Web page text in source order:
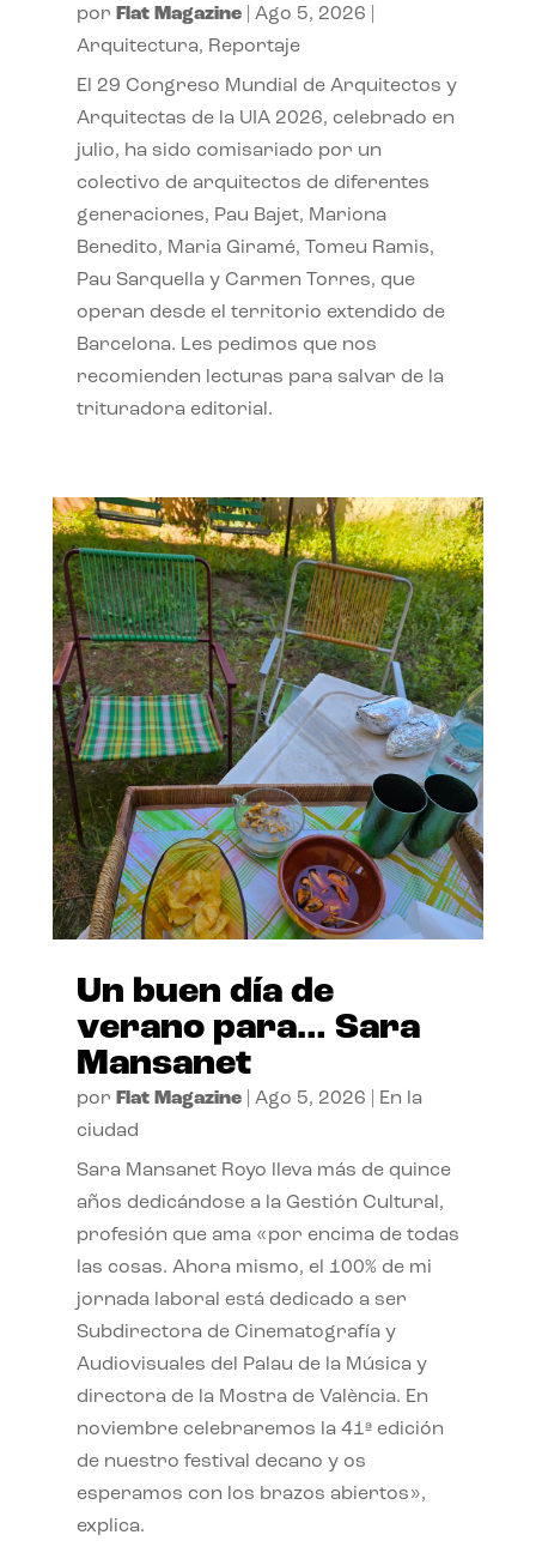
por Flat Magazine| Ago 5, 2026
Arquitectura, Reportaje
El 29 Congreso Mundial de Arquitectos y
Arquitectas de la UIA 2026, celebrado en
julio, ha sido comisariado por un
colectivo de arquitectos de diferentes
generaciones, Pau Bajet, Mariona
Benedito, Maria Giramé, Tomeu Ramis,
Pau Sarquella y Carmen Torres, que
operan desde el territorio extendido de
Barcelona. Les pedimos que nos
recomienden lecturas para salvar de la
trituradora editorial.
Un buen día de
verano para… Sara
Mansanet
por Flat Magazine| Ago 5, 2026
En la
ciudad
Sara Mansanet Royo lleva más de quince
años dedicándose a la Gestión Cultural,
profesión que ama «por encima de todas
las cosas. Ahora mismo, el 100% de mi
jornada laboral está dedicado a ser
Subdirectora de Cinematografía y
Audiovisuales del Palau de la Música y
directora de la Mostra de València. En
noviembre celebraremos la 41ª edición
de nuestro festival decano y os
esperamos con los brazos abiertos»,
explica.